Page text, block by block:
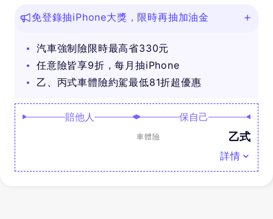
免登錄抽iPhone大獎，限時再抽加油金
汽車強制險限時最高省330元
任意險皆享9折，每月抽iPhone
乙、丙式車體險約駕最低81折超優惠
賠他人 保自己
車體險 乙式
詳情